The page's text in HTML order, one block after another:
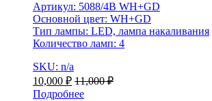
Артикул: 5088/4B WH+GD
Основной цвет: WH+GD
Тип лампы: LED, лампа накаливания
Количество ламп: 4
SKU: n/a
10,000 ₽ 11,000₽
Подробнее